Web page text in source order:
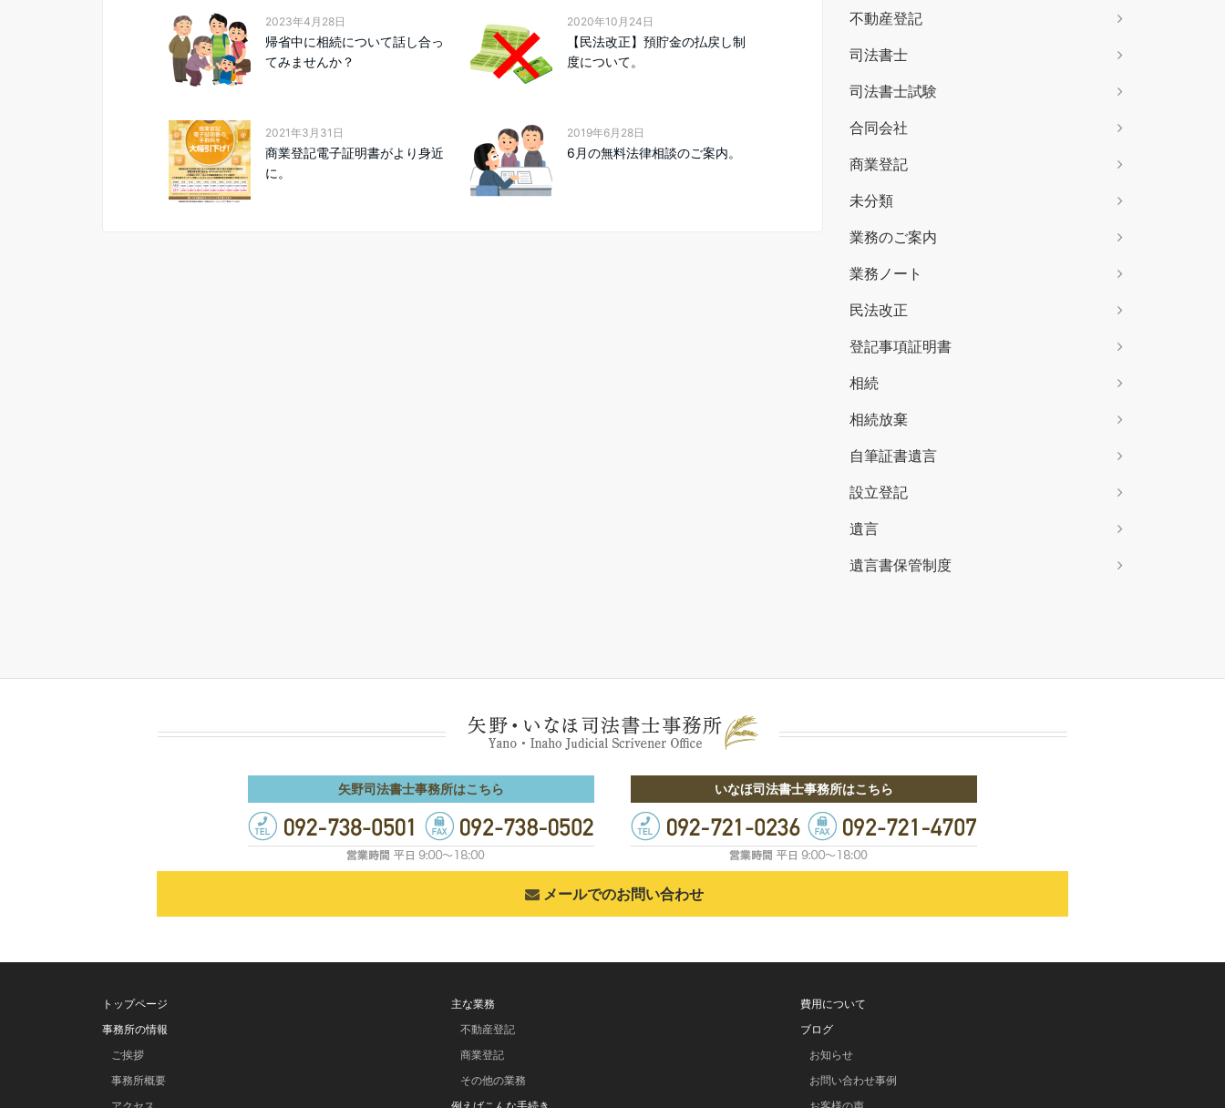
2023年4月28日
帰省中に相続について話し合っ
てみませんか？
2020年10月24日
【民法改正】預貯金の払戻し制
度について。
2021年3月31日
商業登記電子証明書がより身近
に。
2019年6月28日
6月の無料法律相談のご案内。
不動産登記
司法書士
司法書士試験
合同会社
商業登記
未分類
業務のご案内
業務ノート
民法改正
登記事項証明書
相続
相続放棄
自筆証書遺言
設立登記
遺言
遺言書保管制度
矢野司法書士事務所はこちら いなほ司法書士事務所はこちら
メールでのお問い合わせ
トップページ
事務所の情報
ご挨拶
事務所概要
主な業務
不動産登記
商業登記
その他の業務
費用について
ブログ
お知らせ
お問い合わせ事例